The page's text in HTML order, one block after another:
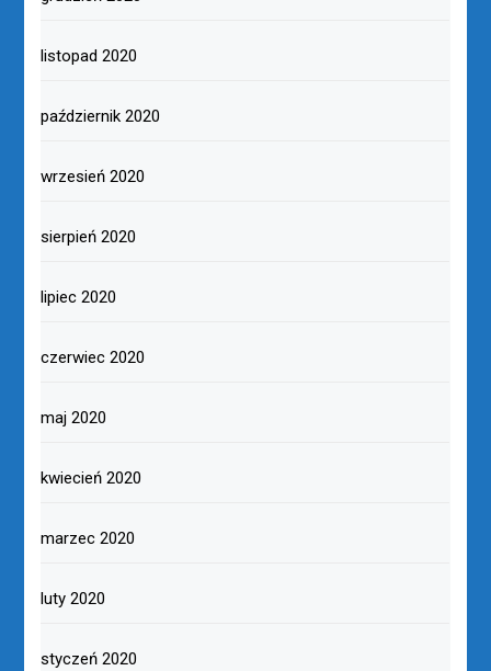
listopad 2020
październik 2020
wrzesień 2020
sierpień 2020
lipiec 2020
czerwiec 2020
maj 2020
kwiecień 2020
marzec 2020
luty 2020
styczeń 2020